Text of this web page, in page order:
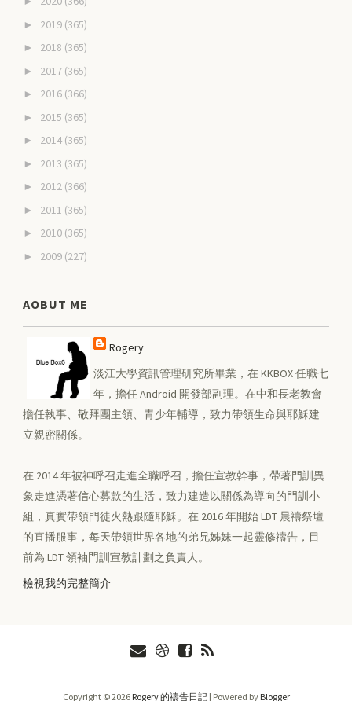
► 2019 (365)
► 2018 (365)
► 2017 (365)
► 2016 (366)
► 2015 (365)
► 2014 (365)
► 2013 (365)
► 2012 (366)
► 2011 (365)
► 2010 (365)
► 2009 (227)
AOBUT ME
Rogery
淡江大學資訊管理研究所畢業，在 KKBOX 任職七
年，擔任 Android 開發部副理。在中和長老教會
擔任執事、敬拜團主領、青少年輔導，致力帶領生命與耶穌建
立親密關係。
在 2014 年被神呼召走進全職呼召，擔任宣教幹事，帶著門訓異
象走進憑著信心募款的生活，致力建造以關係為導向的門訓小
組，真實帶領門徒火熱跟隨耶穌。在 2016 年開始 LDT 晨禱祭壇
的直播服事，每天帶領世界各地的弟兄姊妹一起靈修禱告，目
前為 LDT 領袖門訓宣教計劃之負責人。
檢視我的完整簡介
Copyright ©2026 Rogery 的禱告日記| Powered by Blogger